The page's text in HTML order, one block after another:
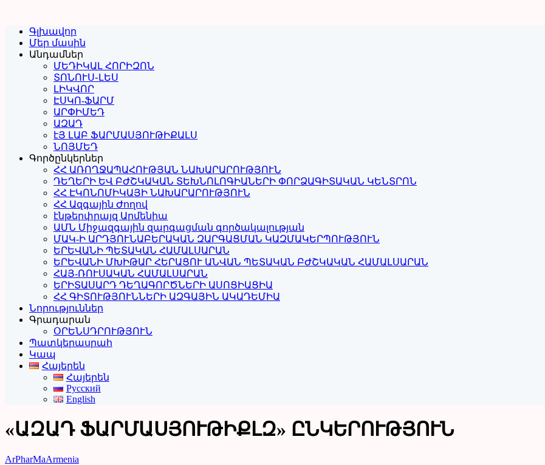
Գլխավոր
Մեր մասին
Անդամներ
ՄԵԴԻԿԱԼ ՀՈՐԻԶՈՆ
ՏՈՆՈՒՍ֊ԼԵՍ
ԼԻԿՎՈՐ
ԷՍԿՈ-ՖԱՐՄ
ԱՐՓԻՄԵԴ
ԱԶԱԴ
էՅ ԼԱԲ ՖԱՐՄԱՍՅՈՒԹԻՔԱԼՍ
ՆՈՅՄԵԴ
Գործընկերներ
ՀՀ ԱՌՈՂՋԱՊԱՀՈՒԹՅԱՆ ՆԱԽԱՐԱՐՈՒԹՅՈՒՆ
ԴԵՂԵՐԻ ԵՎ ԲԺՇԿԱԿԱՆ ՏԵԽՆՈԼՈԳԻԱՆԵՐԻ ՓՈՐՁԱԳԻՏԱԿԱՆ ԿԵՆՏՐՈՆ
ՀՀ ԷԿՈՆՈՄԻԿԱՅԻ ՆԱԽԱՐԱՐՈՒԹՅՈՒՆ
ՀՀ Ազգային Ժողով
էնթերփրայզ Արմենիա
ԱՄՆ Միջազգային զարգացման գործակալության
ՄԱԿ-Ի ԱՐԴՅՈՒՆԱԲԵՐԱԿԱՆ ԶԱՐԳԱՑՄԱՆ ԿԱԶՄԱԿԵՐՊՈՒԹՅՈՒՆ
ԵՐԵՎԱՆԻ ՊԵՏԱԿԱՆ ՀԱՄԱԼՍԱՐԱՆ
ԵՐԵՎԱՆԻ ՄԽԻԹԱՐ ՀԵՐԱՑՈՒ ԱՆՎԱՆ ՊԵՏԱԿԱՆ ԲԺՇԿԱԿԱՆ ՀԱՄԱԼՍԱՐԱՆ
ՀԱՅ-ՌՈՒՍԱԿԱՆ ՀԱՄԱԼՍԱՐԱՆ
ԵՐԻՏԱՍԱՐԴ ԴԵՂԱԳՈՐԾՆԵՐԻ ԱՍՈՑԻԱՑԻԱ
ՀՀ ԳԻՏՈՒԹՅՈՒՆՆԵՐԻ ԱԶԳԱՅԻՆ ԱԿԱԴԵՄԻԱ
Նորություններ
Գրադարան
ՕՐԵՆՍԴՐՈՒԹՅՈՒՆ
Պատկերասրահ
Կապ
Հայերեն
Հայերեն
Русский
English
«ԱԶԱԴ ՖԱՐՄԱՍՅՈՒԹԻՔԼԶ» ԸՆԿԵՐՈՒԹՅՈՒՆ
ArPharMaArmenia